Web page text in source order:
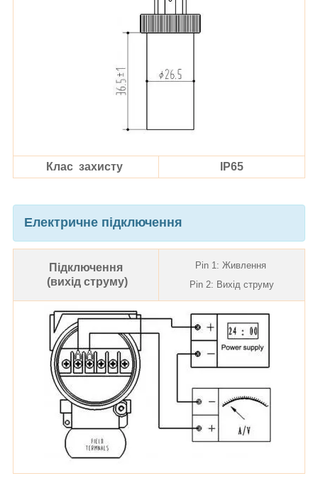
Клас захисту IP65
Електричне підключення
Підключення
(вихід струму)
Pin 1: Живлення
Pin 2: Вихід струму